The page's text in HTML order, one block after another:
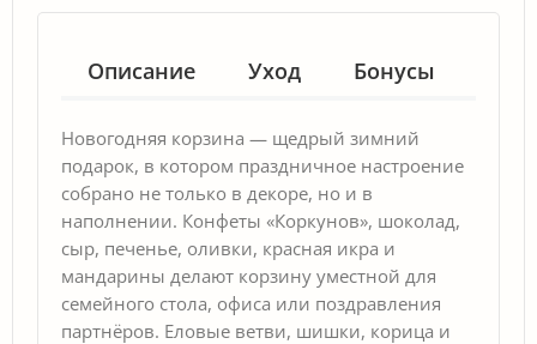
Описание Уход Бонусы
Новогодняя корзина — щедрый зимний
подарок, в котором праздничное настроение
собрано не только в декоре, но и в
наполнении. Конфеты «Коркунов», шоколад,
сыр, печенье, оливки, красная икра и
мандарины делают корзину уместной для
семейного стола, офиса или поздравления
партнёров. Еловые ветви, шишки, корица и